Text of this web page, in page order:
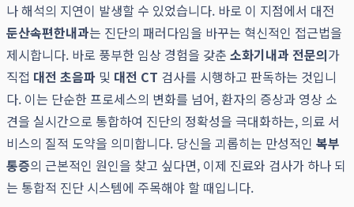
나 해석의 지연이 발생할 수 있었습니다. 바로 이 지점에서 대전
둔산속편한내과는 진단의 패러다임을 바꾸는 혁신적인 접근법을
제시합니다. 바로 풍부한 임상 경험을 갖춘 소화기내과 전문의가
직접 대전 초음파 및 대전 CT 검사를 시행하고 판독하는 것입니
다. 이는 단순한 프로세스의 변화를 넘어, 환자의 증상과 영상 소
견을 실시간으로 통합하여 진단의 정확성을 극대화하는, 의료 서
비스의 질적 도약을 의미합니다. 당신을 괴롭히는 만성적인 복부
통증의 근본적인 원인을 찾고 싶다면, 이제 진료와 검사가 하나 되
는 통합적 진단 시스템에 주목해야 할 때입니다.